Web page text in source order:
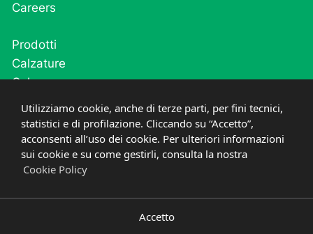
Careers
Prodotti
Calzature
Calze
Cutivel
Plantari
Post operatorio e fase acuta
03669600268 CREDITS
Utilizziamo cookie, anche di terze parti, per fini tecnici,
statistici e di profilazione. Cliccando su “Accetto”,
acconsenti all’uso dei cookie. Per ulteriori informazioni
sui cookie e su come gestirli, consulta la nostra
Cookie Policy
Accetto